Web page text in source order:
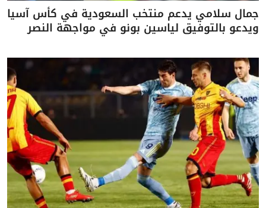
جمال سلامي يدعم منتخب السعودية في كأس آسيا
ويدعو بالتوفيق لياسين بونو في مواجهة النصر